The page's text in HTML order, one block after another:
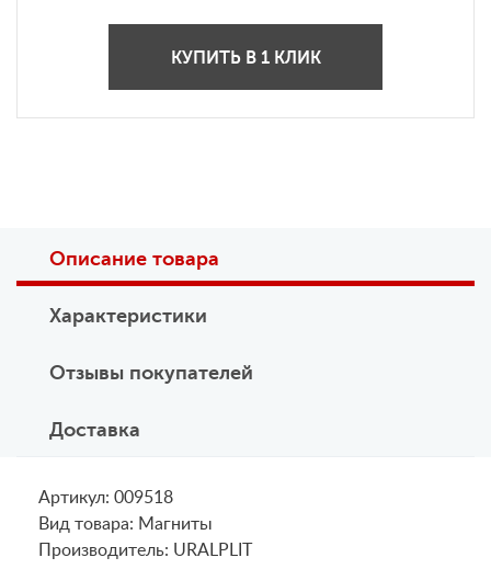
КУПИТЬ В 1 КЛИК
Описание товара
Характеристики
Отзывы покупателей
Доставка
Артикул: 009518
Вид товара: Магниты
Производитель: URALPLIT